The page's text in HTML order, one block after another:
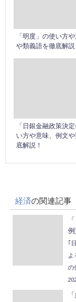
「明度」の使い方
や類義語を徹底解説
「日銀金融政策決
い方や意味、例文
底解説！
経済の関連記事
例
｢
よ
の